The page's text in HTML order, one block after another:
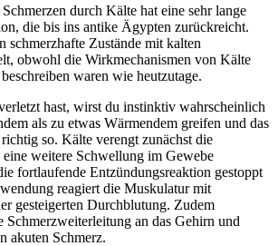
durch Kälte hat eine sehr lange
die bis ins antike Ägypten zurückreicht.
schmerzhafte Zustände mit kalten
obwohl die Wirkmechanismen von Kälte
waren wie heutzutage.
hast, wirst du instinktiv wahrscheinlich
als zu etwas Wärmendem greifen und das
so. Kälte verengt zunächst die
weitere Schwellung im Gewebe
fortlaufende Entzündungsreaktion gestoppt
reagiert die Muskulatur mit
gesteigerten Durchblutung. Zudem
Schmerzweiterleitung an das Gehirn und
akuten Schmerz.